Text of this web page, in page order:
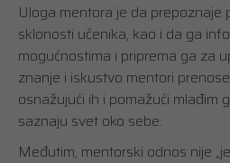
Uloga mentora je da prepoznaje
sklonosti učenika, kao i da ga
mogućnostima i priprema ga za
znanje i iskustvo mentori
osnažujući ih i pomažući mlađim
saznaju svet oko sebe.
Međutim, mentorski odnos nije